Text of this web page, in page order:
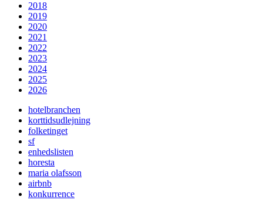
2018
2019
2020
2021
2022
2023
2024
2025
2026
hotelbranchen
korttidsudlejning
folketinget
sf
enhedslisten
horesta
maria olafsson
airbnb
konkurrence